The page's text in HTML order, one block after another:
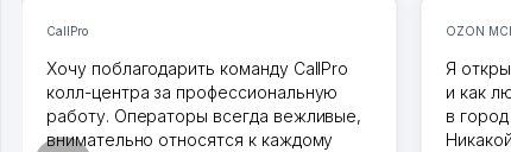
CallPro
Хочу поблагодарить команду CallPro
колл-центра за профессиональную
работу. Операторы всегда вежливые,
внимательно относятся к каждому
OZON
Я
и как
в